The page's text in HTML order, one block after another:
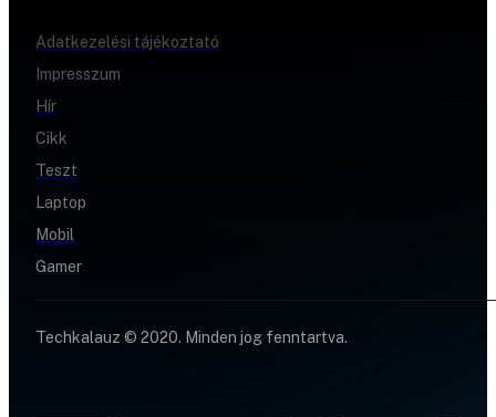
Adatkezelési tájékoztató
Impresszum
Hír
Cikk
Teszt
Laptop
Mobil
Gamer
Techkalauz © 2020. Minden jog fenntartva.